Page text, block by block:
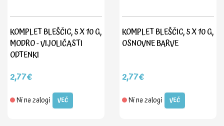
KOMPLET BLEŠČIC, 5 X 10 G,
MODRO - VIJOLIČASTI
ODTENKI
2,77€
Ni na zalogi VEČ
KOMPLET BLEŠČIC, 5 X 10 G,
OSNOVNE BARVE
2,77€
Ni na zalogi VEČ